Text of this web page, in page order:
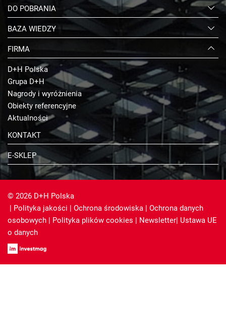
DO POBRANIA
BAZA WIEDZY
FIRMA
D+H Polska
Grupa D+H
Nagrody i wyróżnienia
Obiekty referencyjne
Aktualności
KONTAKT
E-SKLEP
© 2026 D+H Polska
| Polityka jakości | Ochrona środowiska | Ochrona danych
osobowych | Polityka plików cookies | Newsletter| Ustawa UE
o danych